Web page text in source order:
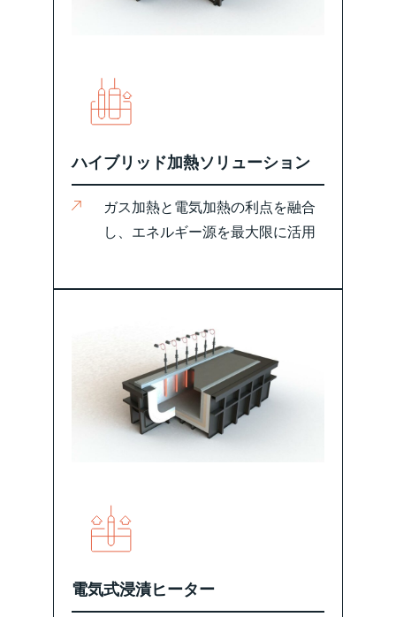
ハイブリッド加熱ソリューション
ガス加熱と電気加熱の利点を融合
し、エネルギー源を最大限に活用
電気式浸漬ヒーター